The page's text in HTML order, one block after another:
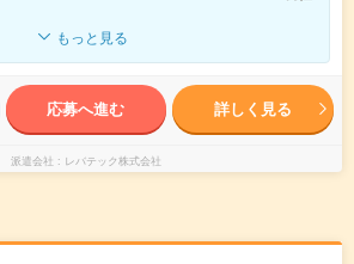
もっと見る
応募へ進む 詳しく見る
派遣会社 レバテック株式会社